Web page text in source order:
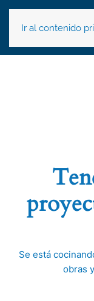
Ir al contenido
Se está
obras